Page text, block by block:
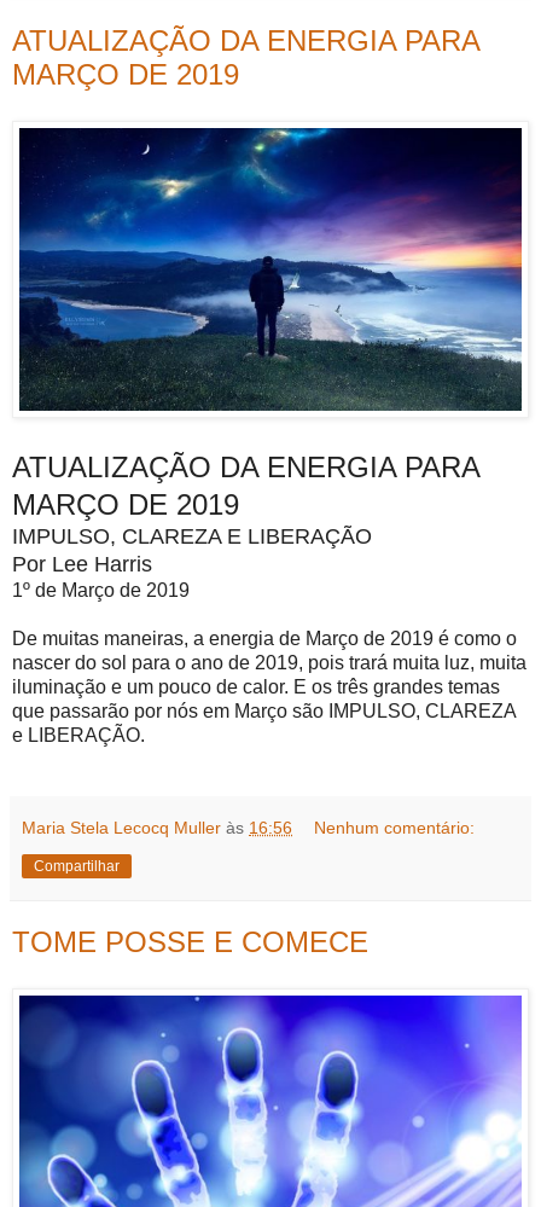
ATUALIZAÇÃO DA ENERGIA PARA
MARÇO DE 2019
ATUALIZAÇÃO DA ENERGIA PARA
MARÇO DE 2019
IMPULSO, CLAREZA E LIBERAÇÃO
Por Lee Harris
1º de Março de 2019
De muitas maneiras, a energia de Março de 2019 é como o
nascer do sol para o ano de 2019, pois trará muita luz, muita
iluminação e um pouco de calor. E os três grandes temas
que passarão por nós em Março são IMPULSO, CLAREZA
e LIBERAÇÃO.
Maria Stela Lecocq Muller às 16:56 Nenhum comentário:
Compartilhar
TOME POSSE E COMECE